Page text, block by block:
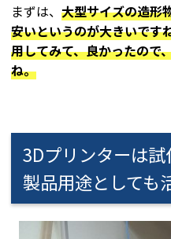
まずは、 大型サイズの造形
安いというのが大きいで
用してみて、良かったので
ね。
3Dプリンターは
製品用途としても